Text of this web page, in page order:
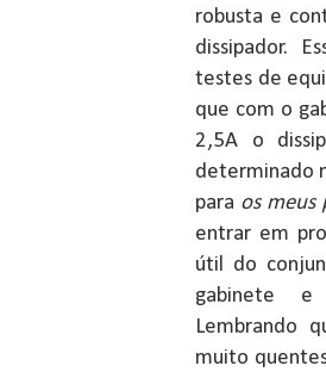
robusta e
dissipador.
testes de
que com o
2,5A o
determinado
para os meus
entrar em
útil do
gabinete e
Lembrando
muito